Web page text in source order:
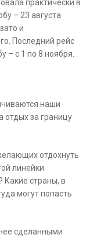
практически в
– 23 августа
и
Последний рейс
– с 1 по 8 ноября.
наши
за границу
отдохнуть
линейки
страны, в
могут попасть
сделанными